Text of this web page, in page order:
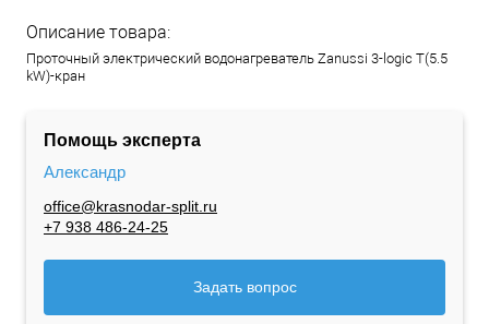
Описание товара:
Проточный электрический водонагреватель Zanussi 3-logic T(5.5
kW)-кран
Помощь эксперта
Александр
office@krasnodar-split.ru
+7 938 486-24-25
Задать вопрос